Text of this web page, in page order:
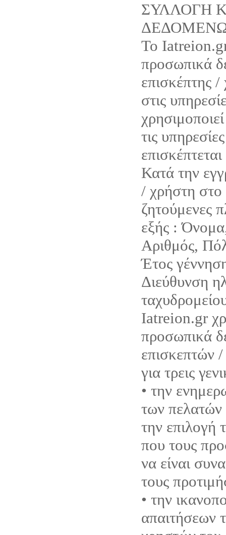
ΣΥΛΛΟΓΗ
Το
προσωπικά
επισκέπτης /
στις
τις
Κατά την
/ χρήστη
ζητούμενες
εξής :
Αριθμός,
Έτος
Διεύθυνση
Iatreion.gr
προσωπικά
επισκεπτών
για τρεις
• την
των
την επιλογή
που τους
να είναι
τους
• την
απαιτήσεων